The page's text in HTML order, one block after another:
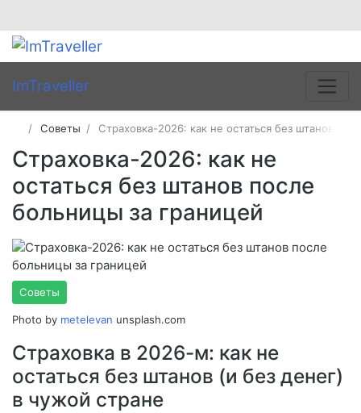
ImTraveller
Советы Страховка-2026: как не остаться без штанов
Страховка-2026: как не
остаться без штанов после
больницы за границей
Советы
Photo by metelevan unsplash.com
Страховка в 2026-м: как не
остаться без штанов (и без денег)
в чужой стране